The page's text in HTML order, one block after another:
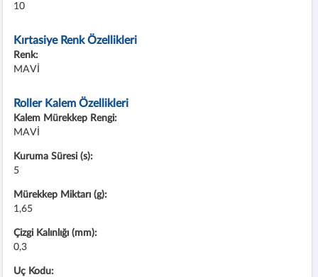
10
Kırtasiye Renk Özellikleri
Renk:
MAVİ
Roller Kalem Özellikleri
Kalem Mürekkep Rengi:
MAVİ
Kuruma Süresi (s):
5
Mürekkep Miktarı (g):
1,65
Çizgi Kalınlığı (mm):
0,3
Uç Kodu: